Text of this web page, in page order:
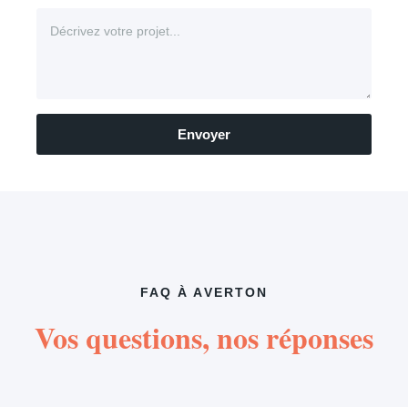
Envoyer
FAQ À AVERTON
Vos questions, nos réponses